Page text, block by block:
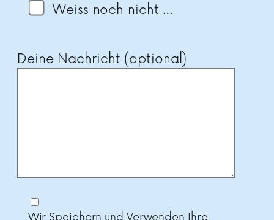
Weiss noch nicht …
Deine Nachricht (optional)
Wir Speichern und Verwenden Ihre